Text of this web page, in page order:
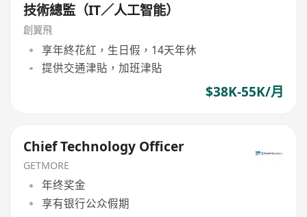
技術總監（IT／人工智能）
創翼飛
享年終花紅，生日假，14天年休
提供交通津貼，加班津貼
$38K-55K/月
Chief Technology Officer
GETMORE
年终奖金
享有银行公众假期